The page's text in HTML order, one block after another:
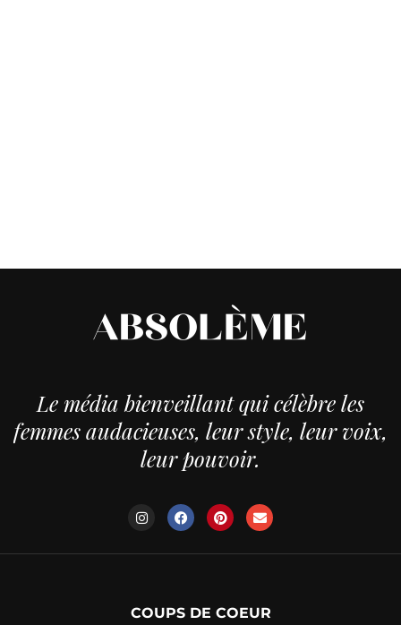
Le média bienveillant qui célèbre les
femmes audacieuses, leur style, leur voix,
leur pouvoir.
COUPS DE COEUR